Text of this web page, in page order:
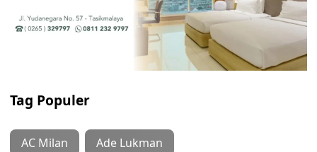
Tag Populer
AC Milan Ade Lukman